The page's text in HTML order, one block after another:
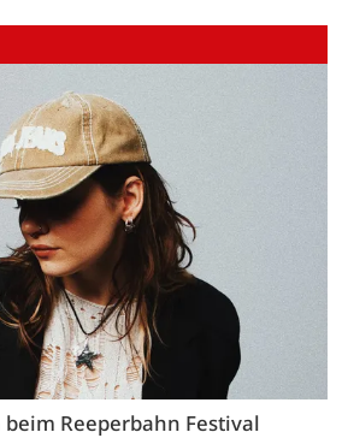
Reeperbahn Festival